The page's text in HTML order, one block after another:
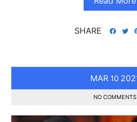
SHARE
MAR 10
NO COMMENTS